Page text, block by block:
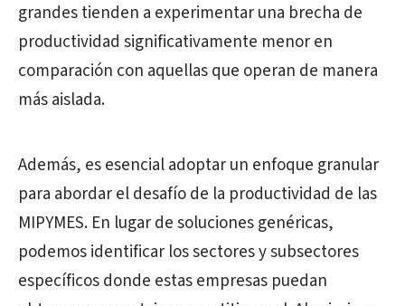
grandes tienden a experimentar una brecha de
productividad significativamente menor en
comparación con aquellas que operan de manera
más aislada.
Además, es esencial adoptar un enfoque granular
para abordar el desafío de la productividad de las
MIPYMES. En lugar de soluciones genéricas,
podemos identificar los sectores y subsectores
específicos donde estas empresas puedan